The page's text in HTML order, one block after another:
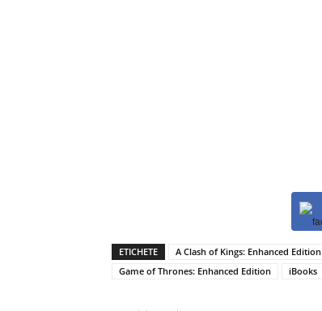
ETICHETE A Clash of Kings: Enhanced Edition
Game of Thrones: Enhanced Edition
iBooks